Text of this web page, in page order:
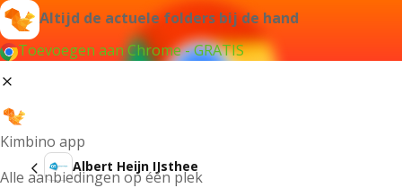
Altijd de actuele folders bij de hand
Toevoegen aan Chrome - GRATIS
Kimbino app
Alle aanbiedingen op één plek
Albert Heijn IJsthee